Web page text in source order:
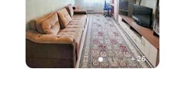
+26